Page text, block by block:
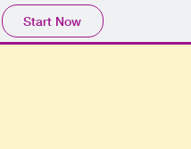
Start Now